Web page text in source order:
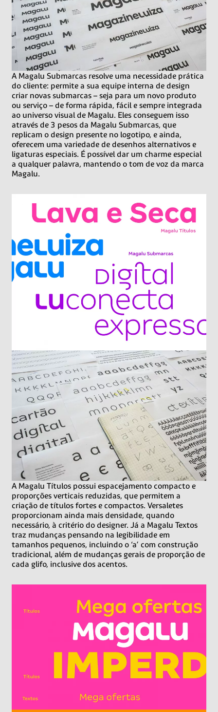
A Magalu Submarcas resolve uma necessidade prática
do cliente: permite a sua equipe interna de design
criar novas submarcas – seja para um novo produto
ou serviço – de forma rápida, fácil e sempre integrada
ao universo visual de Magalu. Eles conseguem isso
através de 3 pesos da Magalu Submarcas, que
replicam o design presente no logotipo, e ainda,
oferecem uma variedade de desenhos alternativos e
ligaturas especiais. É possível dar um charme especial
a qualquer palavra, mantendo o tom de voz da marca
Magalu.
A Magalu Títulos possui espacejamento compacto e
proporções verticais reduzidas, que permitem a
criação de títulos fortes e compactos. Versaletes
proporcionam ainda mais densidade, quando
necessário, à critério do designer. Já a Magalu Textos
traz mudanças pensando na legibilidade em
tamanhos pequenos, incluindo o ‘a’ com construção
tradicional, além de mudanças gerais de proporção de
cada glifo, inclusive dos acentos.